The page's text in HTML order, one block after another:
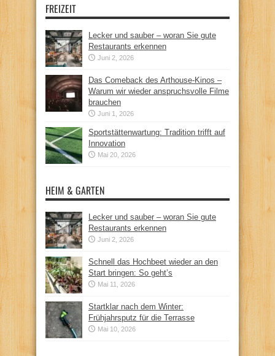
FREIZEIT
Lecker und sauber – woran Sie gute
Restaurants erkennen
Juni 2, 2026
Das Comeback des Arthouse-Kinos –
Warum wir wieder anspruchsvolle Filme
brauchen
Juni 1, 2026
Sportstättenwartung: Tradition trifft auf
Innovation
Mai 20, 2026
HEIM & GARTEN
Lecker und sauber – woran Sie gute
Restaurants erkennen
Juni 2, 2026
Schnell das Hochbeet wieder an den
Start bringen: So geht’s
Mai 11, 2026
Startklar nach dem Winter:
Frühjahrsputz für die Terrasse
Mai 10, 2026